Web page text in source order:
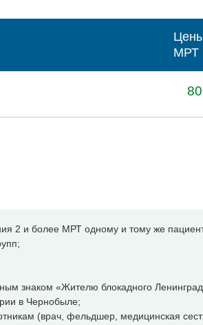
МРТ
2 и более МРТ одному и тому же
знаком «Жителю блокадного
в Чернобыле;
(врач, фельдшер, медицинская